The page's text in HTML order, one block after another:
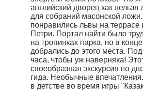
английский дворец как
для собраний масонской
понравились львы на террасе
Петри. Портал найти было
на тропинках парка, но в
добрались до этого места.
часа, чтобы уж наверняка!
своеобразная экскурсия по
гида. Необычные
в детстве во время игры